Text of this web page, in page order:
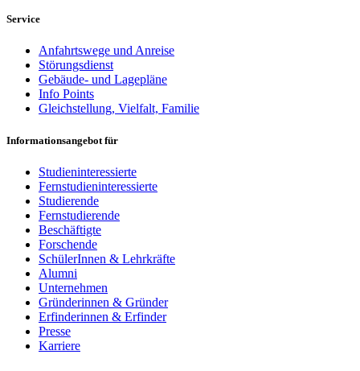
Service
Anfahrtswege und Anreise
Störungsdienst
Gebäude- und Lagepläne
Info Points
Gleichstellung, Vielfalt, Familie
Informationsangebot für
Studieninteressierte
Fernstudieninteressierte
Studierende
Fernstudierende
Beschäftigte
Forschende
SchülerInnen & Lehrkräfte
Alumni
Unternehmen
Gründerinnen & Gründer
Erfinderinnen & Erfinder
Presse
Karriere